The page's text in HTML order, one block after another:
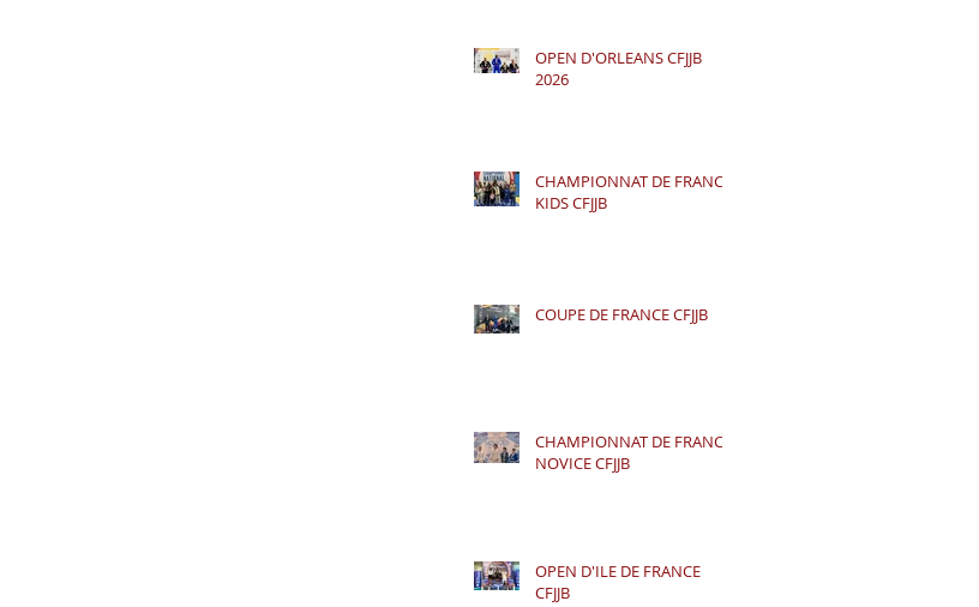
OPEN D'ORLEANS CFJJB
2026
CHAMPIONNAT DE FRANCE
KIDS CFJJB
COUPE DE FRANCE CFJJB
CHAMPIONNAT DE FRANCE
NOVICE CFJJB
OPEN D'ILE DE FRANCE
CFJJB